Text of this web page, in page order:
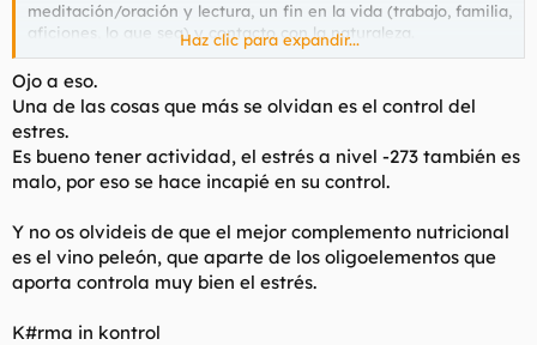
meditación/oración y lectura, un fin en la vida (trabajo, familia,
aficiones, lo que sea) y contacto con la naturaleza.
Es algo multifactorial, pero sí, el entrenamiento de fuerza es un
pilar, que no el único.
Haz clic para expandir...
Ojo a eso.
Una de las cosas que más se olvidan es el control del
estres.
Es bueno tener actividad, el estrés a nivel -273 también es
malo, por eso se hace incapié en su control.
Y no os olvideis de que el mejor complemento nutricional
es el vino peleón, que aparte de los oligoelementos que
aporta controla muy bien el estrés.
K#rma in kontrol